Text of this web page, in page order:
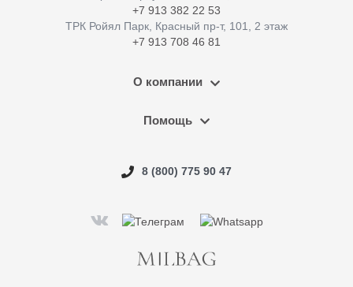
+7 913 382 22 53
ТРК Ройял Парк, Красный пр-т, 101, 2 этаж
+7 913 708 46 81
О компании
Помощь
8 (800) 775 90 47